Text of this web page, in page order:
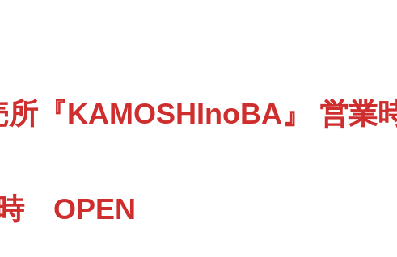
所『KAMOSHInoBA』 営業
OPEN